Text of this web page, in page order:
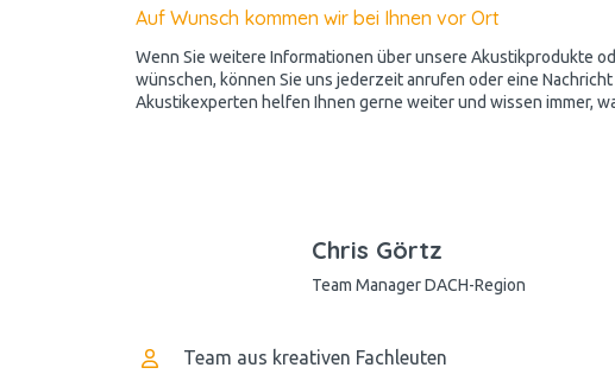
Auf Wunsch kommen wir bei Ihnen vor Ort
Wenn Sie weitere Informationen über unsere Akustikprodukte
wünschen, können Sie uns jederzeit anrufen oder eine
Akustikexperten helfen Ihnen gerne weiter und wissen immer,
Chris Görtz
Team Manager DACH-Region
Team aus kreativen Fachleuten